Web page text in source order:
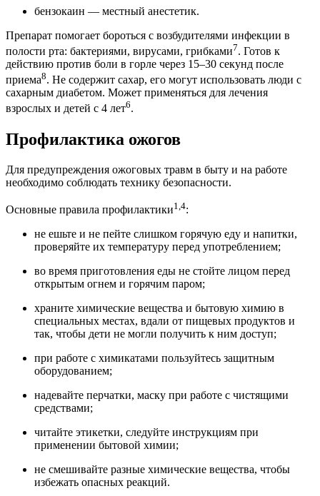
бензокаин — местный анестетик.
Препарат помогает бороться с возбудителями инфекции в
полости рта: бактериями, вирусами, грибками7. Готов к
действию против боли в горле через 15–30 секунд после
приема8. Не содержит сахар, его могут использовать люди с
сахарным диабетом. Может применяться для лечения
взрослых и детей с 4 лет6.
Профилактика ожогов
Для предупреждения ожоговых травм в быту и на работе
необходимо соблюдать технику безопасности.
Основные правила профилактики1,4:
не ешьте и не пейте слишком горячую еду и напитки,
проверяйте их температуру перед употреблением;
во время приготовления еды не стойте лицом перед
открытым огнем и горячим паром;
храните химические вещества и бытовую химию в
специальных местах, вдали от пищевых продуктов и
так, чтобы дети не могли получить к ним доступ;
при работе с химикатами пользуйтесь защитным
оборудованием;
надевайте перчатки, маску при работе с чистящими
средствами;
читайте этикетки, следуйте инструкциям при
применении бытовой химии;
не смешивайте разные химические вещества, чтобы
избежать опасных реакций.